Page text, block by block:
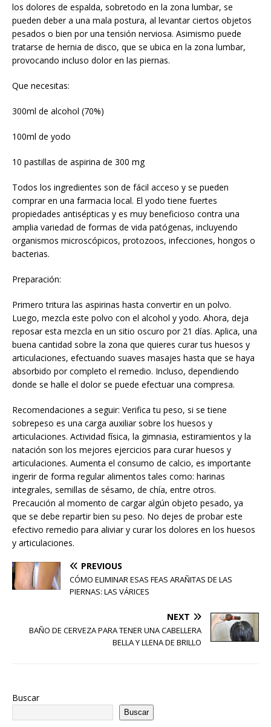
los dolores de espalda, sobretodo en la zona lumbar, se
pueden deber a una mala postura, al levantar ciertos objetos
pesados o bien por una tensión nerviosa. Asimismo puede
tratarse de hernia de disco, que se ubica en la zona lumbar,
provocando incluso dolor en las piernas.
Que necesitas:
300ml de alcohol (70%)
100ml de yodo
10 pastillas de aspirina de 300 mg
Todos los ingredientes son de fácil acceso y se pueden
comprar en una farmacia local. El yodo tiene fuertes
propiedades antisépticas y es muy beneficioso contra una
amplia variedad de formas de vida patógenas, incluyendo
organismos microscópicos, protozoos, infecciones, hongos o
bacterias.
Preparación:
Primero tritura las aspirinas hasta convertir en un polvo.
Luego, mezcla este polvo con el alcohol y yodo. Ahora, deja
reposar esta mezcla en un sitio oscuro por 21 días. Aplica, una
buena cantidad sobre la zona que quieres curar tus huesos y
articulaciones, efectuando suaves masajes hasta que se haya
absorbido por completo el remedio. Incluso, dependiendo
donde se halle el dolor se puede efectuar una compresa.
Recomendaciones a seguir: Verifica tu peso, si se tiene
sobrepeso es una carga auxiliar sobre los huesos y
articulaciones. Actividad física, la gimnasia, estiramientos y la
natación son los mejores ejercicios para curar huesos y
articulaciones. Aumenta el consumo de calcio, es importante
ingerir de forma regular alimentos tales como: harinas
integrales, semillas de sésamo, de chía, entre otros.
Precaución al momento de cargar algún objeto pesado, ya
que se debe repartir bien su peso. No dejes de probar este
efectivo remedio para aliviar y curar los dolores en los huesos
y articulaciones.
PREVIOUS
CÓMO ELIMINAR ESAS FEAS ARAÑITAS DE LAS
PIERNAS: LAS VÁRICES
NEXT
BAÑO DE CERVEZA PARA TENER UNA CABELLERA
BELLA Y LLENA DE BRILLO
Buscar
Buscar